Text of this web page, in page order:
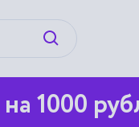
Искать
1000